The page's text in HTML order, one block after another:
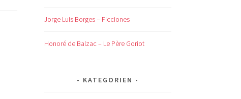
Jorge Luis Borges – Ficciones
Honoré de Balzac – Le Père Goriot
KATEGORIEN